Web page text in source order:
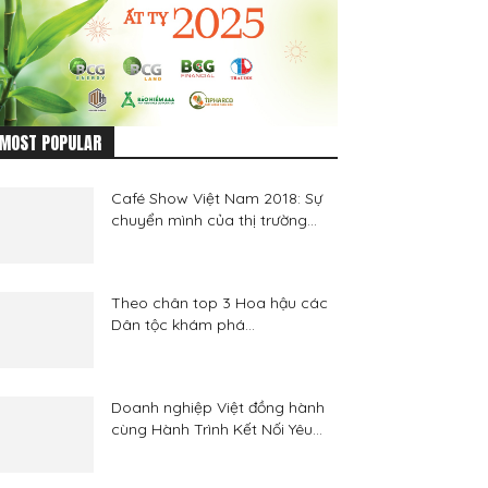
POPULAR
Café Show Việt Nam 2018: Sự
chuyển mình của thị trường...
Theo chân top 3 Hoa hậu các
Dân tộc khám phá...
Doanh nghiệp Việt đồng hành
cùng Hành Trình Kết Nối Yêu...